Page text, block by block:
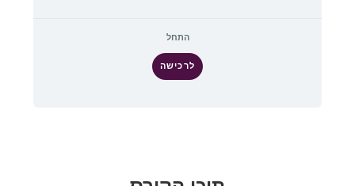
התחל
לרכישה